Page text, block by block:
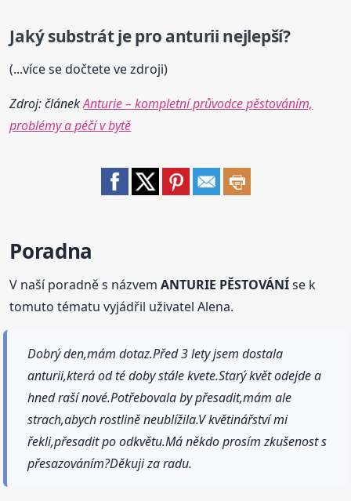
Jaký substrát je pro anturii nejlepší?
(...více se dočtete ve zdroji)
Zdroj: článekAnturie – kompletní průvodce pěstováním,
problémy a péčí v bytě
Poradna
V naší poradně s názvemANTURIE PĚSTOVÁNÍse k
tomuto tématu vyjádřil uživatel Alena.
Dobrý den,mám dotaz.Před 3 lety jsem dostala
anturii,která od té doby stále kvete.Starý květ odejde a
hned raší nové.Potřebovala by přesadit,mám ale
strach,abych rostlině neublížila.V květinářství mi
řekli,přesadit po odkvětu.Má někdo prosím zkušenost s
přesazováním?Děkuji za radu.